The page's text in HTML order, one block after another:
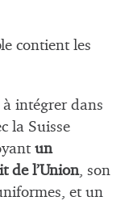
contient les
intégrer dans
la Suisse
un
de l’Union, son
et un